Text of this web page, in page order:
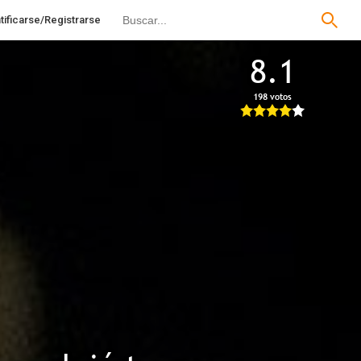
Registrarse
8.1
198 votos